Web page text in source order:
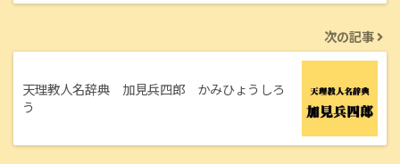
次の記事
天理教人名辞典 加見兵四郎 かみひょうしろ
う